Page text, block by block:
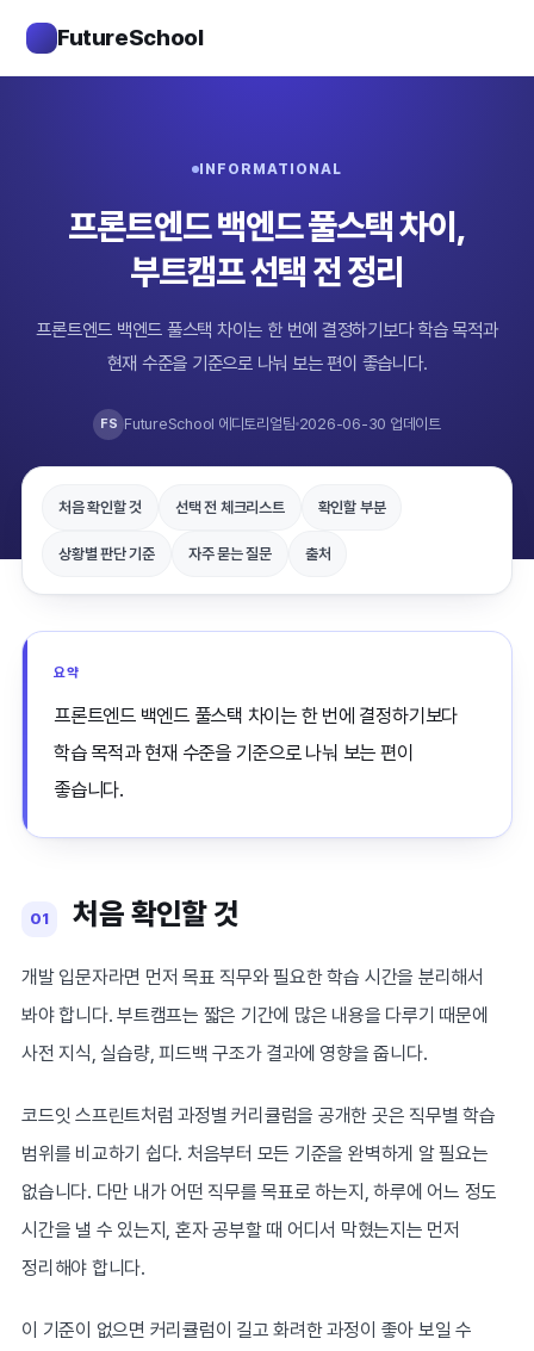
FutureSchool
INFORMATIONAL
프론트엔드 백엔드 풀스택 차이,
부트캠프 선택 전 정리
프론트엔드 백엔드 풀스택 차이는 한 번에 결정하기보다 학습 목적과
현재 수준을 기준으로 나눠 보는 편이 좋습니다.
FS FutureSchool 에디토리얼팀 2026-06-30 업데이트
처음 확인할 것 선택 전 체크리스트 확인할 부분
상황별 판단 기준 자주 묻는 질문 출처
요약
프론트엔드 백엔드 풀스택 차이는 한 번에 결정하기보다
학습 목적과 현재 수준을 기준으로 나눠 보는 편이
좋습니다.
01 처음 확인할 것
개발 입문자라면 먼저 목표 직무와 필요한 학습 시간을 분리해서
봐야 합니다. 부트캠프는 짧은 기간에 많은 내용을 다루기 때문에
사전 지식, 실습량, 피드백 구조가 결과에 영향을 줍니다.
코드잇 스프린트처럼 과정별 커리큘럼을 공개한 곳은 직무별 학습
범위를 비교하기 쉽다. 처음부터 모든 기준을 완벽하게 알 필요는
없습니다. 다만 내가 어떤 직무를 목표로 하는지, 하루에 어느 정도
시간을 낼 수 있는지, 혼자 공부할 때 어디서 막혔는지는 먼저
정리해야 합니다.
이 기준이 없으면 커리큘럼이 길고 화려한 과정이 좋아 보일 수